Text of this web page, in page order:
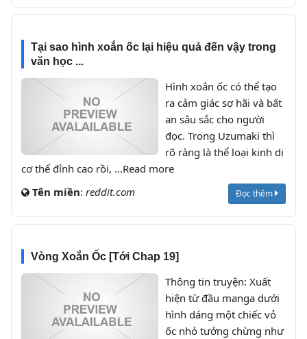
Tại sao hình xoắn ốc lại hiệu quả đến vậy trong
văn học ...
Hình xoắn ốc có thể tạo
ra cảm giác sợ hãi và bất
an sâu sắc cho người
đọc. Trong Uzumaki thì
rõ ràng là thể loại kinh dị
cơ thể đỉnh cao rồi, ...Read more
Tên miền: reddit.com Đọc thêm
Vòng Xoắn Ốc [Tới Chap 19]
Thông tin truyện: Xuất
hiện từ đầu manga dưới
hình dáng một chiếc vỏ
ốc nhỏ tưởng chừng như